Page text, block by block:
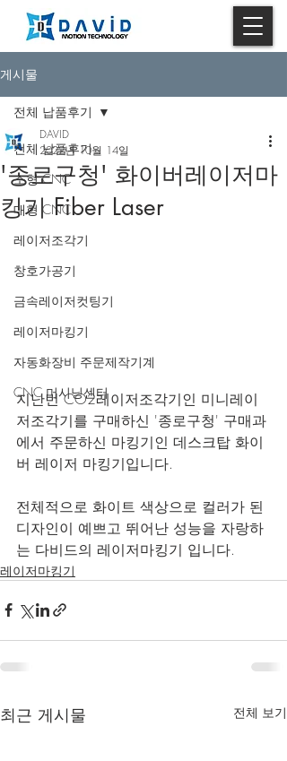
게시물
전체 납품후기
소형 CNC
대형 CNC
레이저조각기
창호가공기
금속레이저컷팅기
레이저마킹기
자동화장비 주문제작기계
CNC 머시닝센터
전체 납품후기
'종로구청' 화이버레이저마
킹기 Fiber Laser
DAVID
2022년 10월 14일
지난번 CO2레이저조각기인 미니레이
저조각기를 구매하신 '종로구청' 구매과
에서 주문하신 마킹기인 데스크탑 화이
버 레이저 마킹기입니다.
전체적으로 화이트 색상으로 컬러가 된
디자인이 예쁘고 뛰어난 성능을 자랑하
는 다비드의 레이저마킹기 입니다.
레이저마킹기
최근 게시물 전체 보기